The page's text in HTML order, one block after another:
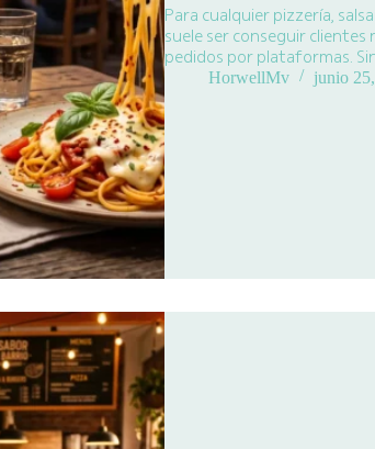
Para cualquier pizzería,
suele ser conseguir clientes
pedidos por plataformas.
HorwellMv junio